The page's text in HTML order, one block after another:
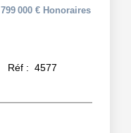
799 000 € Honoraires
Réf : 4577